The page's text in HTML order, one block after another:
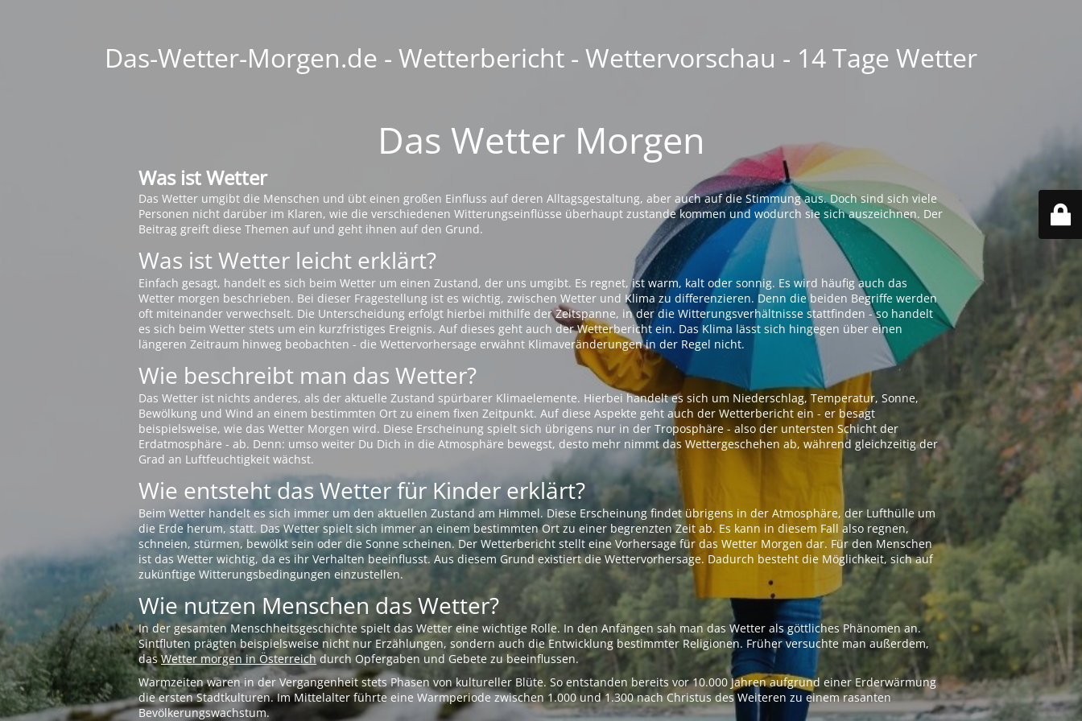
Das-Wetter-Morgen.de - Wetterbericht - Wettervorschau - 14 Tage Wetter
Das Wetter Morgen
Was ist Wetter
Das Wetter umgibt die Menschen und übt einen großen Einfluss auf deren Alltagsgestaltung, aber auch auf die Stimmung aus. Doch sind sich viele
Personen nicht darüber im Klaren, wie die verschiedenen Witterungseinflüsse überhaupt zustande kommen und wodurch sie sich auszeichnen. Der
Beitrag greift diese Themen auf und geht ihnen auf den Grund.
Was ist Wetter leicht erklärt?
Einfach gesagt, handelt es sich beim Wetter um einen Zustand, der uns umgibt. Es regnet, ist warm, kalt oder sonnig. Es wird häufig auch das
Wetter morgen beschrieben. Bei dieser Fragestellung ist es wichtig, zwischen Wetter und Klima zu differenzieren. Denn die beiden Begriffe werden
oft miteinander verwechselt. Die Unterscheidung erfolgt hierbei mithilfe der Zeitspanne, in der die Witterungsverhältnisse stattfinden - so handelt
es sich beim Wetter stets um ein kurzfristiges Ereignis. Auf dieses geht auch der Wetterbericht ein. Das Klima lässt sich hingegen über einen
längeren Zeitraum hinweg beobachten - die Wettervorhersage erwähnt Klimaveränderungen in der Regel nicht.
Wie beschreibt man das Wetter?
Das Wetter ist nichts anderes, als der aktuelle Zustand spürbarer Klimaelemente. Hierbei handelt es sich um Niederschlag, Temperatur, Sonne,
Bewölkung und Wind an einem bestimmten Ort zu einem fixen Zeitpunkt. Auf diese Aspekte geht auch der Wetterbericht ein - er besagt
beispielsweise, wie das Wetter Morgen wird. Diese Erscheinung spielt sich übrigens nur in der Troposphäre - also der untersten Schicht der
Erdatmosphäre - ab. Denn: umso weiter Du Dich in die Atmosphäre bewegst, desto mehr nimmt das Wettergeschehen ab, während gleichzeitig der
Grad an Luftfeuchtigkeit wächst.
Wie entsteht das Wetter für Kinder erklärt?
Beim Wetter handelt es sich immer um den aktuellen Zustand am Himmel. Diese Erscheinung findet übrigens in der Atmosphäre, der Lufthülle um
die Erde herum, statt. Das Wetter spielt sich immer an einem bestimmten Ort zu einer begrenzten Zeit ab. Es kann in diesem Fall also regnen,
schneien, stürmen, bewölkt sein oder die Sonne scheinen. Der Wetterbericht stellt eine Vorhersage für das Wetter Morgen dar. Für den Menschen
ist das Wetter wichtig, da es ihr Verhalten beeinflusst. Aus diesem Grund existiert die Wettervorhersage. Dadurch besteht die Möglichkeit, sich auf
zukünftige Witterungsbedingungen einzustellen.
Wie nutzen Menschen das Wetter?
In der gesamten Menschheitsgeschichte spielt das Wetter eine wichtige Rolle. In den Anfängen sah man das Wetter als göttliches Phänomen an.
Sintfluten prägten beispielsweise nicht nur Erzählungen, sondern auch die Entwicklung bestimmter Religionen. Früher versuchte man außerdem,
dasWetter morgen in Österreichdurch Opfergaben und Gebete zu beeinflussen.
Warmzeiten waren in der Vergangenheit stets Phasen von kultureller Blüte. So entstanden bereits vor 10.000 Jahren aufgrund einer Erderwärmung
die ersten Stadtkulturen. Im Mittelalter führte eine Warmperiode zwischen 1.000 und 1.300 nach Christus des Weiteren zu einem rasanten
Bevölkerungswachstum.